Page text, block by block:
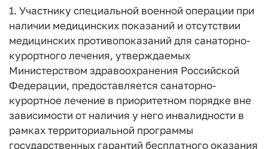
1. Участнику специальной военной операции при
наличии медицинских показаний и отсутствии
медицинских противопоказаний для санаторно-
курортного лечения, утверждаемых
Министерством здравоохранения Российской
Федерации, предоставляется санаторно-
курортное лечение в приоритетном порядке вне
зависимости от наличия у него инвалидности в
рамках территориальной программы
государственных гарантий бесплатного оказания